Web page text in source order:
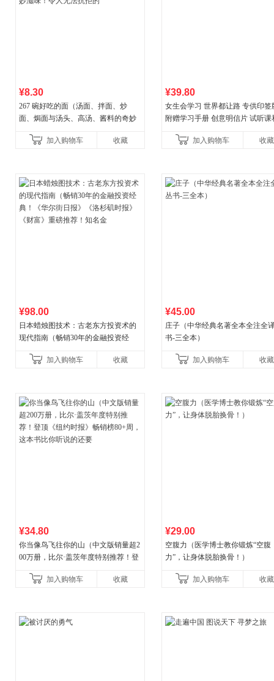
¥8.30
267 碗好吃的面（汤面、拌面、炒
面、焗面与汤头、高汤、酱料的奇妙
妙滋味！令人无法抗拒的
加入购物车 收藏
¥39.80
女生会学习 世界都让路 专供印签
附赠学习手册 创意明信片 试听课
加入购物车
收藏
¥98.00
日本蜡烛图技术：古老东方投资术的
现代指南（畅销30年的金融投资经
《财富》重磅推荐！知名金
加入购物车 收藏
¥45.00
庄子（中华经典名著全本全注全
书-三全本）
加入购物车 收藏
¥34.80
你当像鸟飞往你的山（中文版销量超2
00万册，比尔·盖茨年度特别推荐！登
比你听说的还要
加入购物车 收藏
¥29.00
空腹力（医学博士教你锻炼“空腹
力”，让身体脱胎换骨！）
加入购物车 收藏